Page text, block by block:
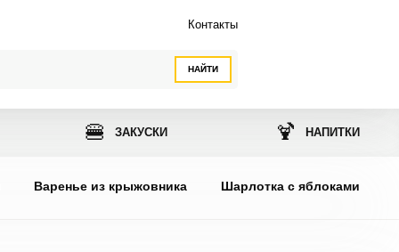
НАЙТИ
Контакты
🍔 ЗАКУСКИ 🍹 НАПИТКИ
Варенье из крыжовника Шарлотка с яблоками